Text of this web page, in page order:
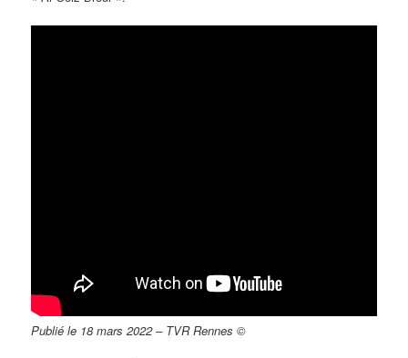
Publié le 18 mars 2022 – TVR Rennes ©